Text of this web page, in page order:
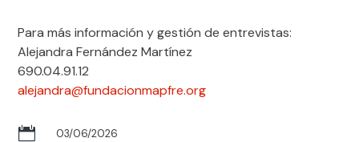
Para más información y gestión de entrevistas:
Alejandra Fernández Martínez
690.04.91.12
alejandra@fundacionmapfre.org
 03/06/2026